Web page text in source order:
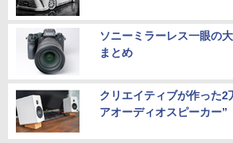
ソニーミラーレス一眼の
まとめ
クリエイティブが作った2
アオーディオスピーカー”